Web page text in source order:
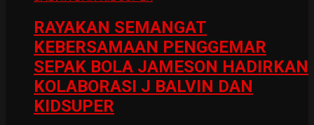
RAYAKAN SEMANGAT
KEBERSAMAAN PENGGEMAR
SEPAK BOLA JAMESON HADIRKAN
KOLABORASI J BALVIN DAN
KIDSUPER